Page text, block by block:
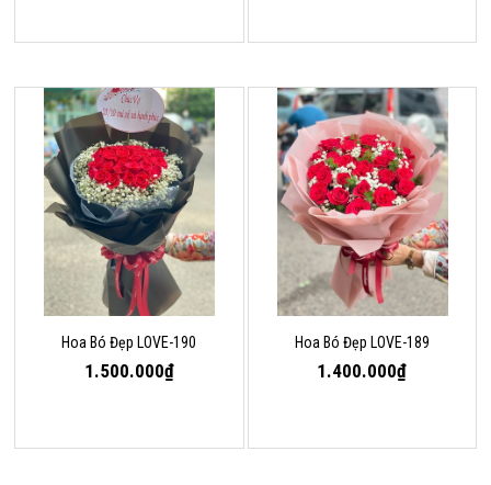
Hoa Bó Đẹp LOVE-190
1.500.000₫
Hoa Bó Đẹp LOVE-189
1.400.000₫